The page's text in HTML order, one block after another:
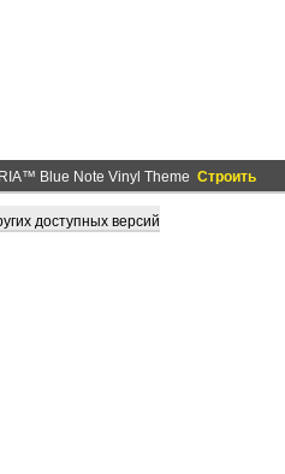
Blue Note Vinyl Theme Строить
доступных версий